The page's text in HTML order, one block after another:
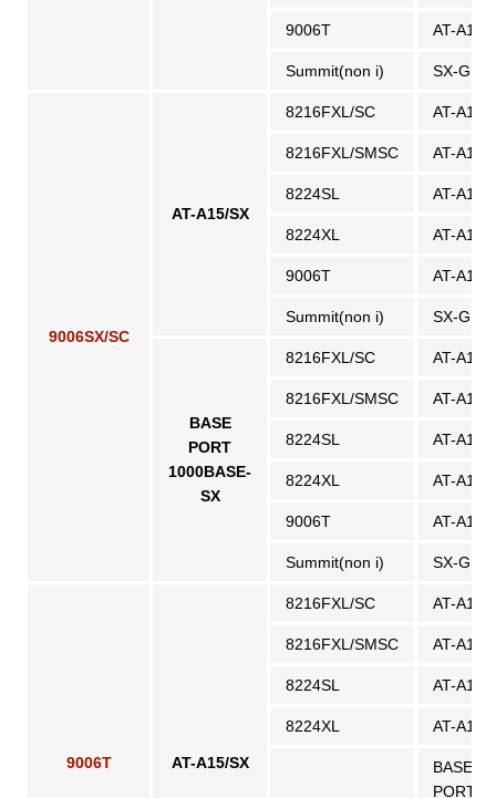
9006T AT-A15/
Summit(non i) SX-GBIC
9006SX/SC
AT-A15/SX
8216FXL/SC AT-A15/
8216FXL/SMSC AT-A15/
8224SL AT-A15/
8224XL AT-A15/
9006T AT-A15/
Summit(non i) SX-GBIC
BASE
PORT
1000BASE-
SX
8216FXL/SC AT-A15/
8216FXL/SMSC AT-A15/
8224SL AT-A15/
8224XL AT-A15/
9006T AT-A15/
Summit(non i) SX-GBIC
9006T AT-A15/SX
8216FXL/SC AT-A15/
8216FXL/SMSC AT-A15/
8224SL AT-A15/
8224XL AT-A15/
BASE
PORT